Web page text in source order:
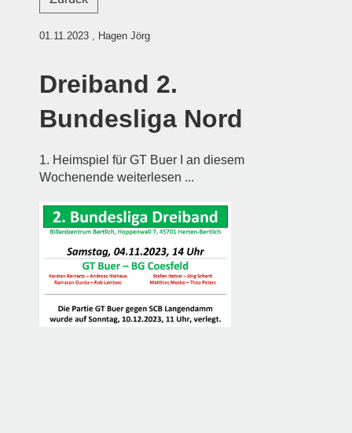
01.11.2023 , Hagen Jörg
Dreiband 2.
Bundesliga Nord
1. Heimspiel für GT Buer I an diesem
Wochenende weiterlesen ...